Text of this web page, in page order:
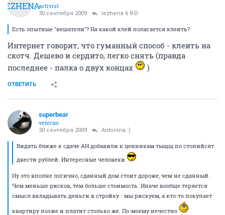
LEZHENAactivist
30 сентября 2009 lezhena 6 8-D
Есть опытные "вешатели"? На какой клей полагается клеить?
Интернет говорит, что гуманный способ - клеить на
скотч. Дешево и сердито, легко снять (правда
последнее - палка о двух концах
)
ОТВЕТИТЬ
superbear
veteran
30 сентября 2009 Antonina :)
Видать ближе к сдаче АН добавили к ценникам тыщщ по стопийсят
двести рублей. Интересные человеки
Ну это вполне логично, сданный дом стоит дороже, чем не сданный.
Чем меньше рисков, тем больше стоимость. Иначе вообще теряется
смысл вкладывать деньги в стройку - мы рискуем, а кто-то покупает
квартиру позже и платит столько же. По-моему нечестно